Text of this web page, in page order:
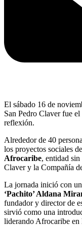
El sábado 16 de
San Pedro Claver fue
reflexión.
Alrededor de 40
los proyectos sociales
Afrocaribe, entidad
Claver y la Compañía
La jornada inició con
‘Pachito’ Aldana
fundador y director de
sirvió como una
liderando Afrocaribe en